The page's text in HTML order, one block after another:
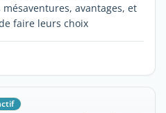
avantages, et
faire leurs choix